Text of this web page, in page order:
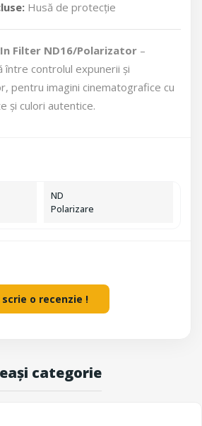
Husă de protecție
Filter ND16/Polarizator –
între controlul expunerii și
pentru imagini cinematografice cu
și culori autentice.
ND
Polarizare
o recenzie !
categorie